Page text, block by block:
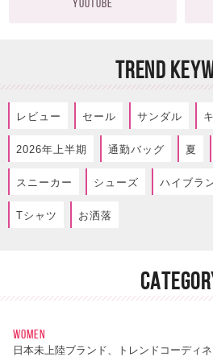
YOUTUBE
TREND
レビュー セール サンダル
2026年上半期 通勤バッグ 夏
スニーカー シューズ ハイブラ
Tシャツ お洒落
WOMEN
日本未上陸ブランド、トレンドコーディ